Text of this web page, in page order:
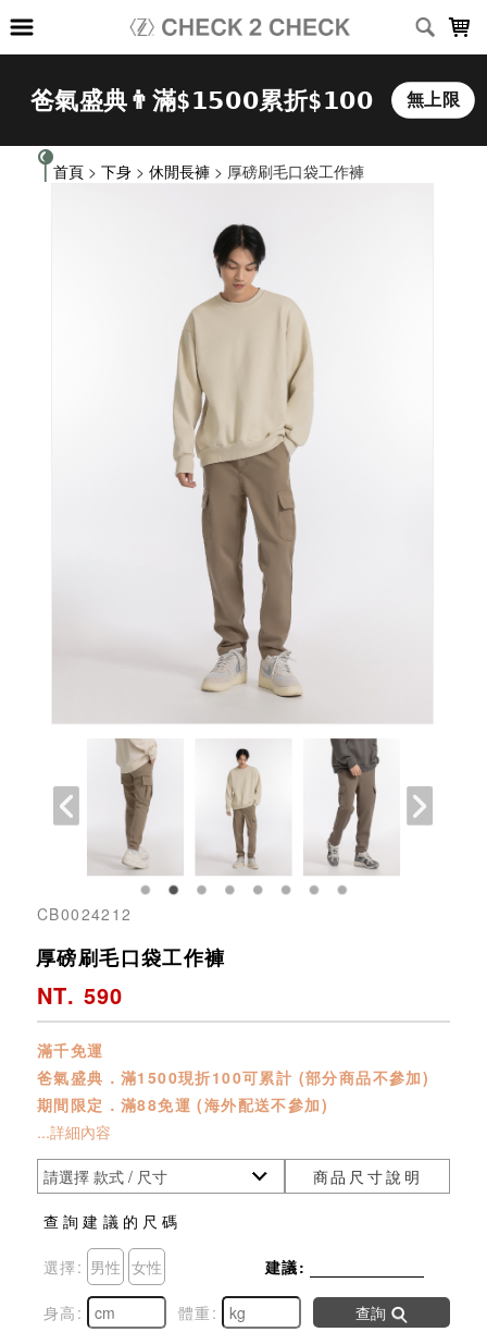
首頁 > 下身 > 休閒長褲 > 厚磅刷毛口袋工作褲
CB0024212
厚磅刷毛口袋工作褲
NT. 590
滿千免運
爸氣盛典．滿1500現折100可累計 (部分商品不參加)
期間限定．滿88免運 (海外配送不參加)
...詳細內容
商品尺寸說明
查詢建議的尺碼
選擇: 男性 女性 建議:
身高: 體重: 查詢